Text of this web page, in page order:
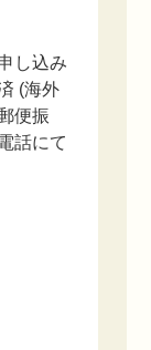
し込み
(海外
便振
話にて